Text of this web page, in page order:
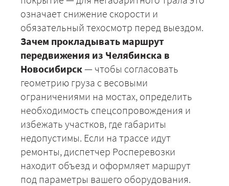
означает снижение скорости и
обязательный техосмотр перед выездом.
Зачем прокладывать маршрут
передвижения из Челябинска в
Новосибирск — чтобы согласовать
геометрию груза с весовыми
ограничениями на мостах, определить
необходимость спецсопровождения и
избежать участков, где габариты
недопустимы. Если на трассе идут
ремонты, диспетчер Росперевозки
находит объезд и оформляет маршрут
под параметры вашего оборудования.
+7 (499) 520-05-23